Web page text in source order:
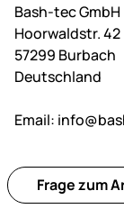
Bash-tec GmbH
Hoorwaldstr. 42
57299 Burbach
Deutschland
Email:
Frage zum